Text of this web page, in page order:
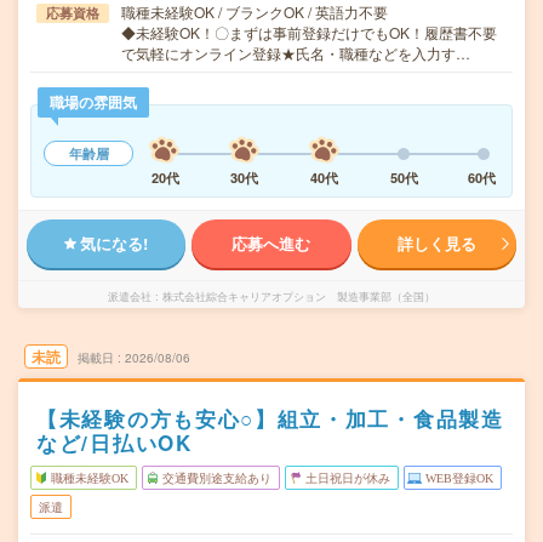
応募資格
職種未経験OK / ブランクOK / 英語力不要
◆未経験OK！〇まずは事前登録だけでもOK！履歴書不要
で気軽にオンライン登録★氏名・職種などを入力す…
職場の雰囲気
年齢層
20代
30代 40代 50代 60代
気になる! 応募へ進む 詳しく見る
派遣会社 株式会社綜合キャリアオプション 製造事業部（全国）
未読 掲載日 2026/08/06
【未経験の方も安心○】組立・加工・食品製造
など/日払いOK
職種未経験OK 交通費別途支給あり 土日祝日が休み WEB登録OK
派遣